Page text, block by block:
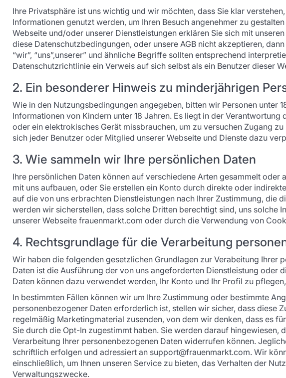
Ihre Privatsphäre ist uns wichtig und wir möchten, dass Sie klar
Informationen genutzt werden, um Ihren Besuch angenehmer zu
Webseite und/oder unserer Dienstleistungen erklären Sie sich mit
diese Datenschutzbedingungen, oder unsere AGB nicht akzeptieren,
“wir”, “uns”,unserer” und ähnliche Begriffe sollten entsprechend
Datenschutzrichtlinie ein Verweis auf sich selbst als ein Benutzer dieser
2. Ein besonderer Hinweis zu minderjährigen
Wie in den Nutzungsbedingungen angegeben, bitten wir Personen unter
Informationen von Kindern unter 18 Jahren. Es liegt in der
oder ein elektrokisches Gerät missbrauchen, um zu versuchen Zugang
sich jeder Benutzer oder Mitglied unserer Webseite und Dienste dazu
3. Wie sammeln wir Ihre persönlichen Daten
Ihre persönlichen Daten können auf verschiedene Arten gesammelt
mit uns aufbauen, oder Sie erstellen ein Konto durch direkte oder
auf die von uns erbrachten Dienstleistungen nach Ihrer Zustimmung, die
werden wir sicherstellen, dass solche Dritten berechtigt sind, uns
unserer Webseite frauenmarkt.com oder durch die Verwendung von
4. Rechtsgrundlage für die Verarbeitung
Wir haben die folgenden gesetzlichen Grundlagen zur Verabeitung
Daten ist die Ausführung der von uns angeforderten Dienstleistung oder
Daten können dazu verwendet werden, Ihr Konto und Ihr Profil zu
In bestimmten Fällen können wir um Ihre Zustimmung oder bestimmte
personenbezogener Daten erforderlich ist, stellen wir sicher, dass diese
regelmäßig Marketingmaterial zusenden, von dem wir denken, dass es
Sie durch die Opt-In zugestimmt haben. Sie werden darauf
Verarbeitung Ihrer personenbezogenen Daten widerrufen können.
schriftlich erfolgen und adressiert an support@frauenmarkt.com. Wir
einschließlich, um Ihnen unseren Service zu bieten, das Verhalten der
Verwaltungszwecke.